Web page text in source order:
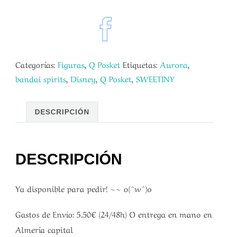
Categorías: Figuras, Q Posket Etiquetas: Aurora,
bandai spirits, Disney, Q Posket, SWEETINY
DESCRIPCIÓN
DESCRIPCIÓN
Ya disponible para pedir! ~~ o(^w^)o
Gastos de Envío: 5.50€ (24/48h) O entrega en mano en
Almería capital